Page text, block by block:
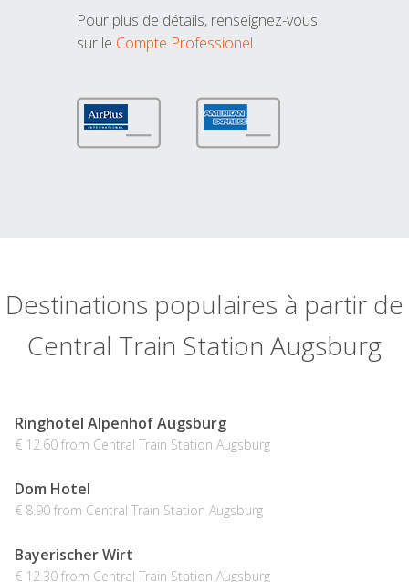
Pour plus de détails, renseignez-vous
sur le Compte Professionel.
Destinations populaires à partir de
Central Train Station Augsburg
Ringhotel Alpenhof Augsburg
€ 12.60 from Central Train Station Augsburg
Dom Hotel
€ 8.90 from Central Train Station Augsburg
Bayerischer Wirt
€ 12.30 from Central Train Station Augsburg